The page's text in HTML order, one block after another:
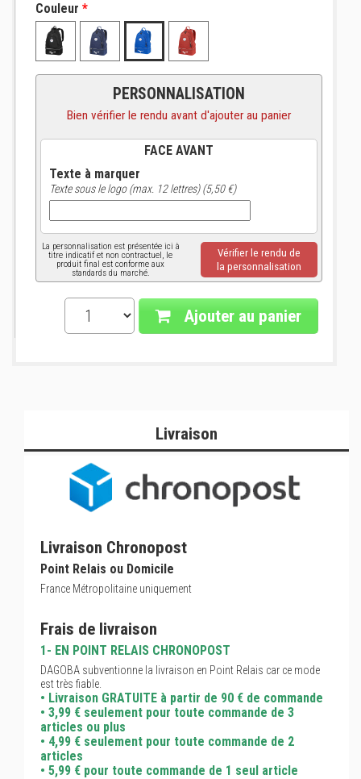
Couleur *
PERSONNALISATION
Bien vérifier le rendu avant d'ajouter au panier
FACE AVANT
Texte à marquer
Texte sous le logo (max. 12 lettres) (5,50 €)
La personnalisation est présentée ici à
titre indicatif et non contractuel, le
produit final est conforme aux
standards du marché.
Vérifier le rendu de
la personnalisation
Ajouter au panier
Livraison
Livraison Chronopost
Point Relais ou Domicile
France Métropolitaine uniquement
Frais de livraison
1- EN POINT RELAIS CHRONOPOST
DAGOBA subventionne la livraison en Point Relais car ce mode
est très fiable.
• Livraison GRATUITE à partir de 90 € de commande
• 3,99 € seulement pour toute commande de 3
articles ou plus
• 4,99 € seulement pour toute commande de 2
articles
• 5,99 € pour toute commande de 1 seul article